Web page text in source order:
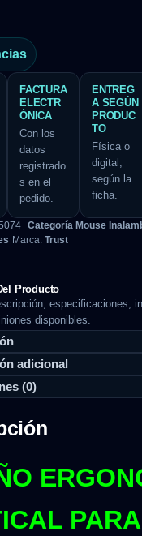
FACTURA
ELECTR
ÓNICA
Con los
datos
registrado
s en el
pedido.
ENTREG
A SEGÚN
PRODUC
TO
Física o
digital,
según la
ficha.
Categoría Mouse
Marca: Trust
Producto
especificaciones,
disponibles.
adicional
(0)
PARA